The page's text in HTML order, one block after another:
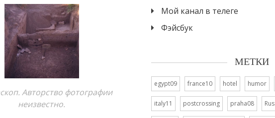
Авторство фотографии
неизвестно.
Мой канал в телеге
Фэйсбук
МЕТКИ
egypt09 france10 hotel humor
italy11 postcrossing praha08